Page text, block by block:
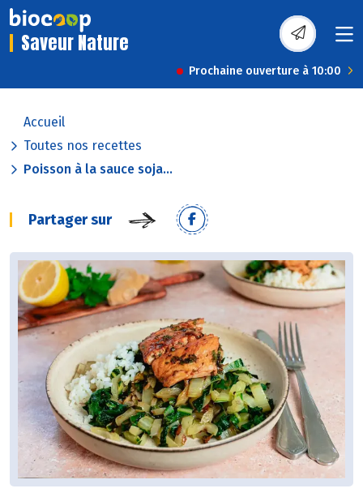
Saveur Nature
Prochaine ouverture à 10:00
Accueil
Toutes nos recettes
Poisson à la sauce soja...
Partager sur